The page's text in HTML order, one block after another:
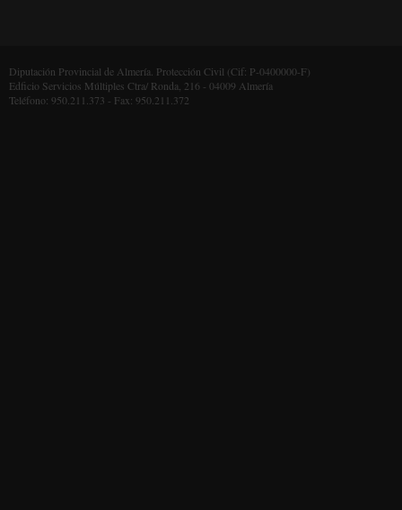
Diputación Provincial de Almería. Protección Civil (Cif: P-0400000-F)
Edficio Servicios Múltiples Ctra/ Ronda, 216 - 04009 Almería
Teléfono: 950.211.373 - Fax: 950.211.372